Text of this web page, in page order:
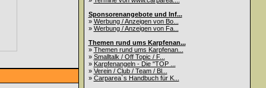
Sponsorenangebote und Inf...
» Werbung / Anzeigen von Bo...
» Werbung / Anzeigen von Fa...
Themen rund ums Karpfenan...
» Themen rund ums Karpfenan...
» Smalltalk / Off Topic / F...
» Karpfenangeln - Die "TOP ...
» Verein / Club / Team / Bl...
» Carparea`s Handbuch für K...